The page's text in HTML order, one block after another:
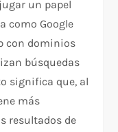
un papel
como Google
con dominios
búsquedas
significa que, al
más
resultados de